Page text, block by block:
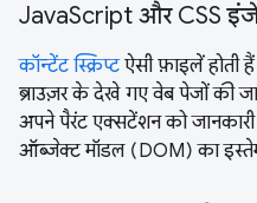
JavaScript और CSS
कॉन्टेंट स्क्रिप्टऐसी फ़ाइलें होती
ब्राउज़र के देखे गए वेब पेजों की
अपने पैरंट एक्सटेंशन को
ऑब्जेक्ट मॉडल (DOM) का